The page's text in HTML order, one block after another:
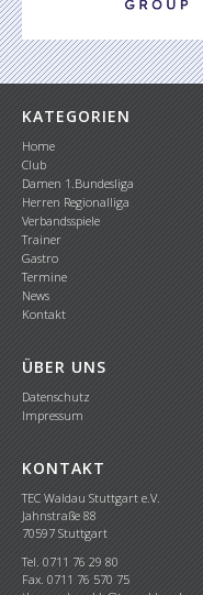
KATEGORIEN
Home
Club
Damen 1.Bundesliga
Herren Regionalliga
Verbandsspiele
Trainer
Gastro
Termine
News
Kontakt
ÜBER UNS
Datenschutz
Impressum
KONTAKT
TEC Waldau Stuttgart e.V.
Jahnstraße 88
70597 Stuttgart
Tel. 0711 76 29 80
Fax. 0711 76 570 75